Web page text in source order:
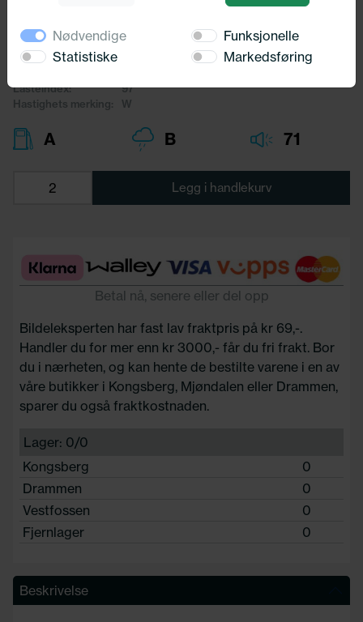
Bredde:
255,00
Profil:
Lasteindex:
97
Hastighets merking:
W
A B 71
Legg i handlekurv
Betal nå, senere eller del opp
Bildeleksperten har fast lav fraktpris på kr 69,-.
Handler du for mer enn kr 3000,- får du fri frakt. Bor
du i nærheten, og kan hente de bestilte varene i en av
våre butikker i Kongsberg, Mjøndalen eller Drammen,
sparer du også fraktkostnaden.
Lager: 0/0
Kongsberg
0
Drammen
0
Vestfossen
0
Fjernlager
0
Beskrivelse
Nødvendige
Funksjonelle
Statistiske
Markedsføring